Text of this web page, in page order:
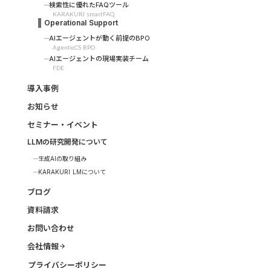
検索性に優れたFAQツール
KARAKURI smartFAQ
Operational Support
AIエージェントが動く前提のBPO
AgenticCS BPO
AIエージェントの現場実装チーム
FDE
導入事例
お知らせ
セミナー・イベント
LLMの研究開発について
生成AIの取り組み
KARAKURI LMについて
ブログ
資料請求
お問い合わせ
会社情報arrow_forward
プライバシーポリシー